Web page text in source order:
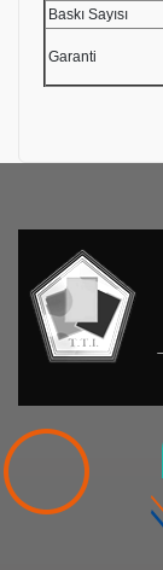
Baskı Sayısı
Garanti